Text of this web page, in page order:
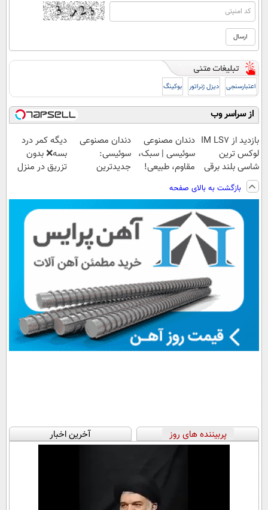
اعتبارسنجی دیزل ژنراتور بوکینگ
از سراسر وب
بازدید از IM LS7
لوکس ترین
شاسی بلند برقی
ایران در باشگاه
انقلاب
دندان مصنوعی
سوئیسی | سبک،
مقاوم، طبیعی!
رایگان+پرداخت
اقساطی😍
دندان مصنوعی
سوئیسی:
جدیدترین
پرداخت قسطی
دیگه کمر درد
بسه❌ بدون
تزریق در منزل
کن▶
بازگشت به بالای صفحه
پربیننده های روز آخرین اخبار